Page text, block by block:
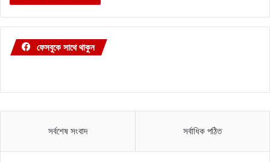
ফেসবুকে সাথে থাকুন
সর্বশেষ সংবাদ সর্বাধিক পঠিত